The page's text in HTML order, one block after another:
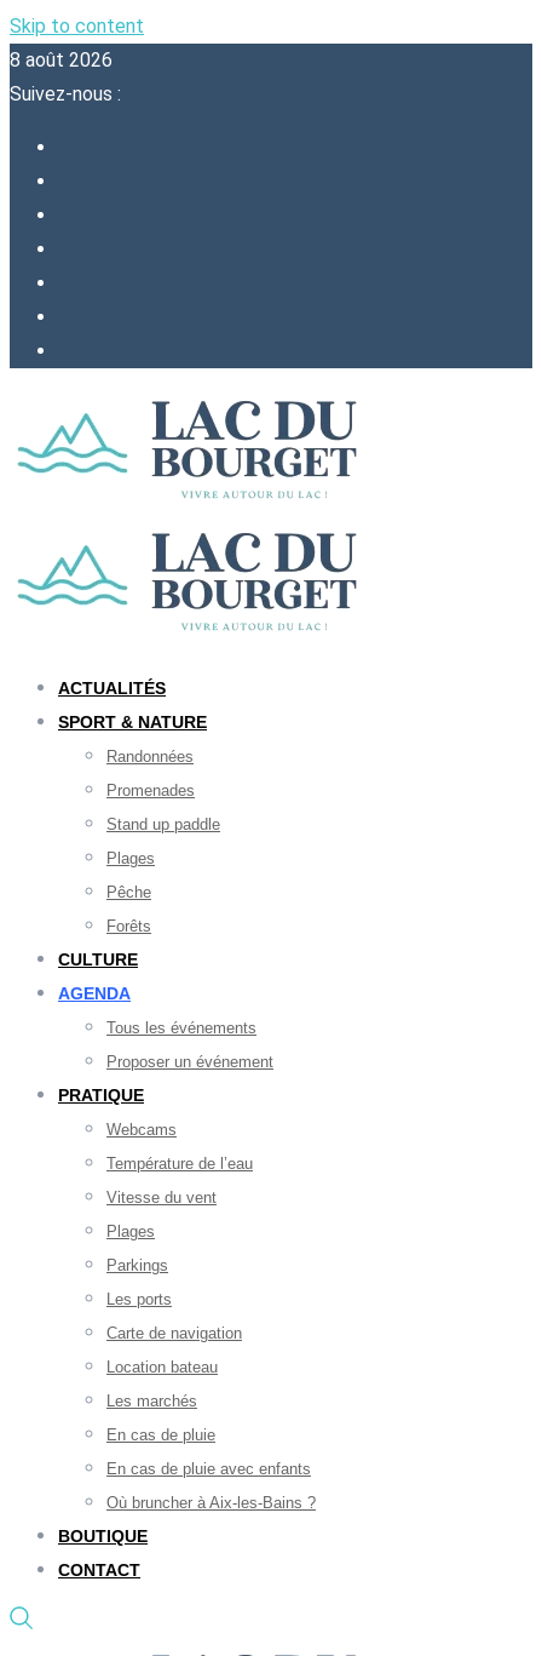
Skip to content
8 août 2026
Suivez-nous :
ACTUALITÉS
SPORT & NATURE
Randonnées
Promenades
Stand up paddle
Plages
Pêche
Forêts
CULTURE
AGENDA
Tous les événements
Proposer un événement
PRATIQUE
Webcams
Température de l’eau
Vitesse du vent
Plages
Parkings
Les ports
Carte de navigation
Location bateau
Les marchés
En cas de pluie
En cas de pluie avec enfants
Où bruncher à Aix-les-Bains ?
BOUTIQUE
CONTACT